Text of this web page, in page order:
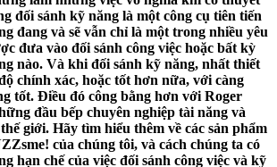
đối sánh kỹ năng là một công cụ tiên tiến
đang và sẽ vẫn chỉ là một trong nhiều yêu
đưa vào đối sánh công việc hoặc bất kỳ
nào. Và khi đối sánh kỹ năng, nhất thiết
chính xác, hoặc tốt hơn nữa, với càng
tốt. Điều đó công bằng hơn với Roger
đầu bếp chuyên nghiệp tài năng và
giới. Hãy tìm hiểu thêm về các sản phẩm
của chúng tôi, và cách chúng ta có
hạn chế của việc đối sánh công việc và kỹ